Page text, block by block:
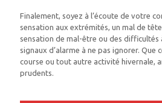
Finalement, soyez à l’écoute de votre
sensation aux extrémités, un mal de
sensation de mal-être ou des difficultés
signaux d’alarme à ne pas ignorer. Que
course ou tout autre activité hivernale,
prudents.